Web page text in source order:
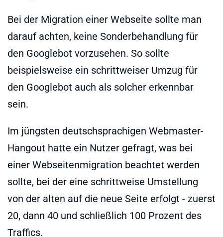
Bei der Migration einer Webseite sollte man
darauf achten, keine Sonderbehandlung für
den Googlebot vorzusehen. So sollte
beispielsweise ein schrittweiser Umzug für
den Googlebot auch als solcher erkennbar
sein.
Im jüngsten deutschsprachigen Webmaster-
Hangout hatte ein Nutzer gefragt, was bei
einer Webseitenmigration beachtet werden
sollte, bei der eine schrittweise Umstellung
von der alten auf die neue Seite erfolgt - zuerst
20, dann 40 und schließlich 100 Prozent des
Traffics.